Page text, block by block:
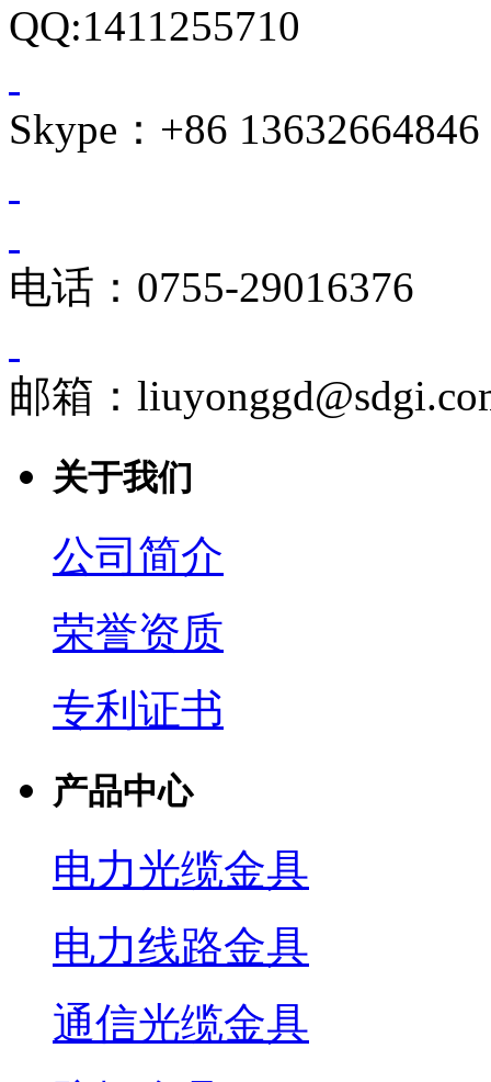
QQ:1411255710
Skype：+86 13632664846
电话：0755-29016376
邮箱：
关于我们
公司简介
荣誉资质
专利证书
产品中心
电力光缆金具
电力线路金具
通信光缆金具